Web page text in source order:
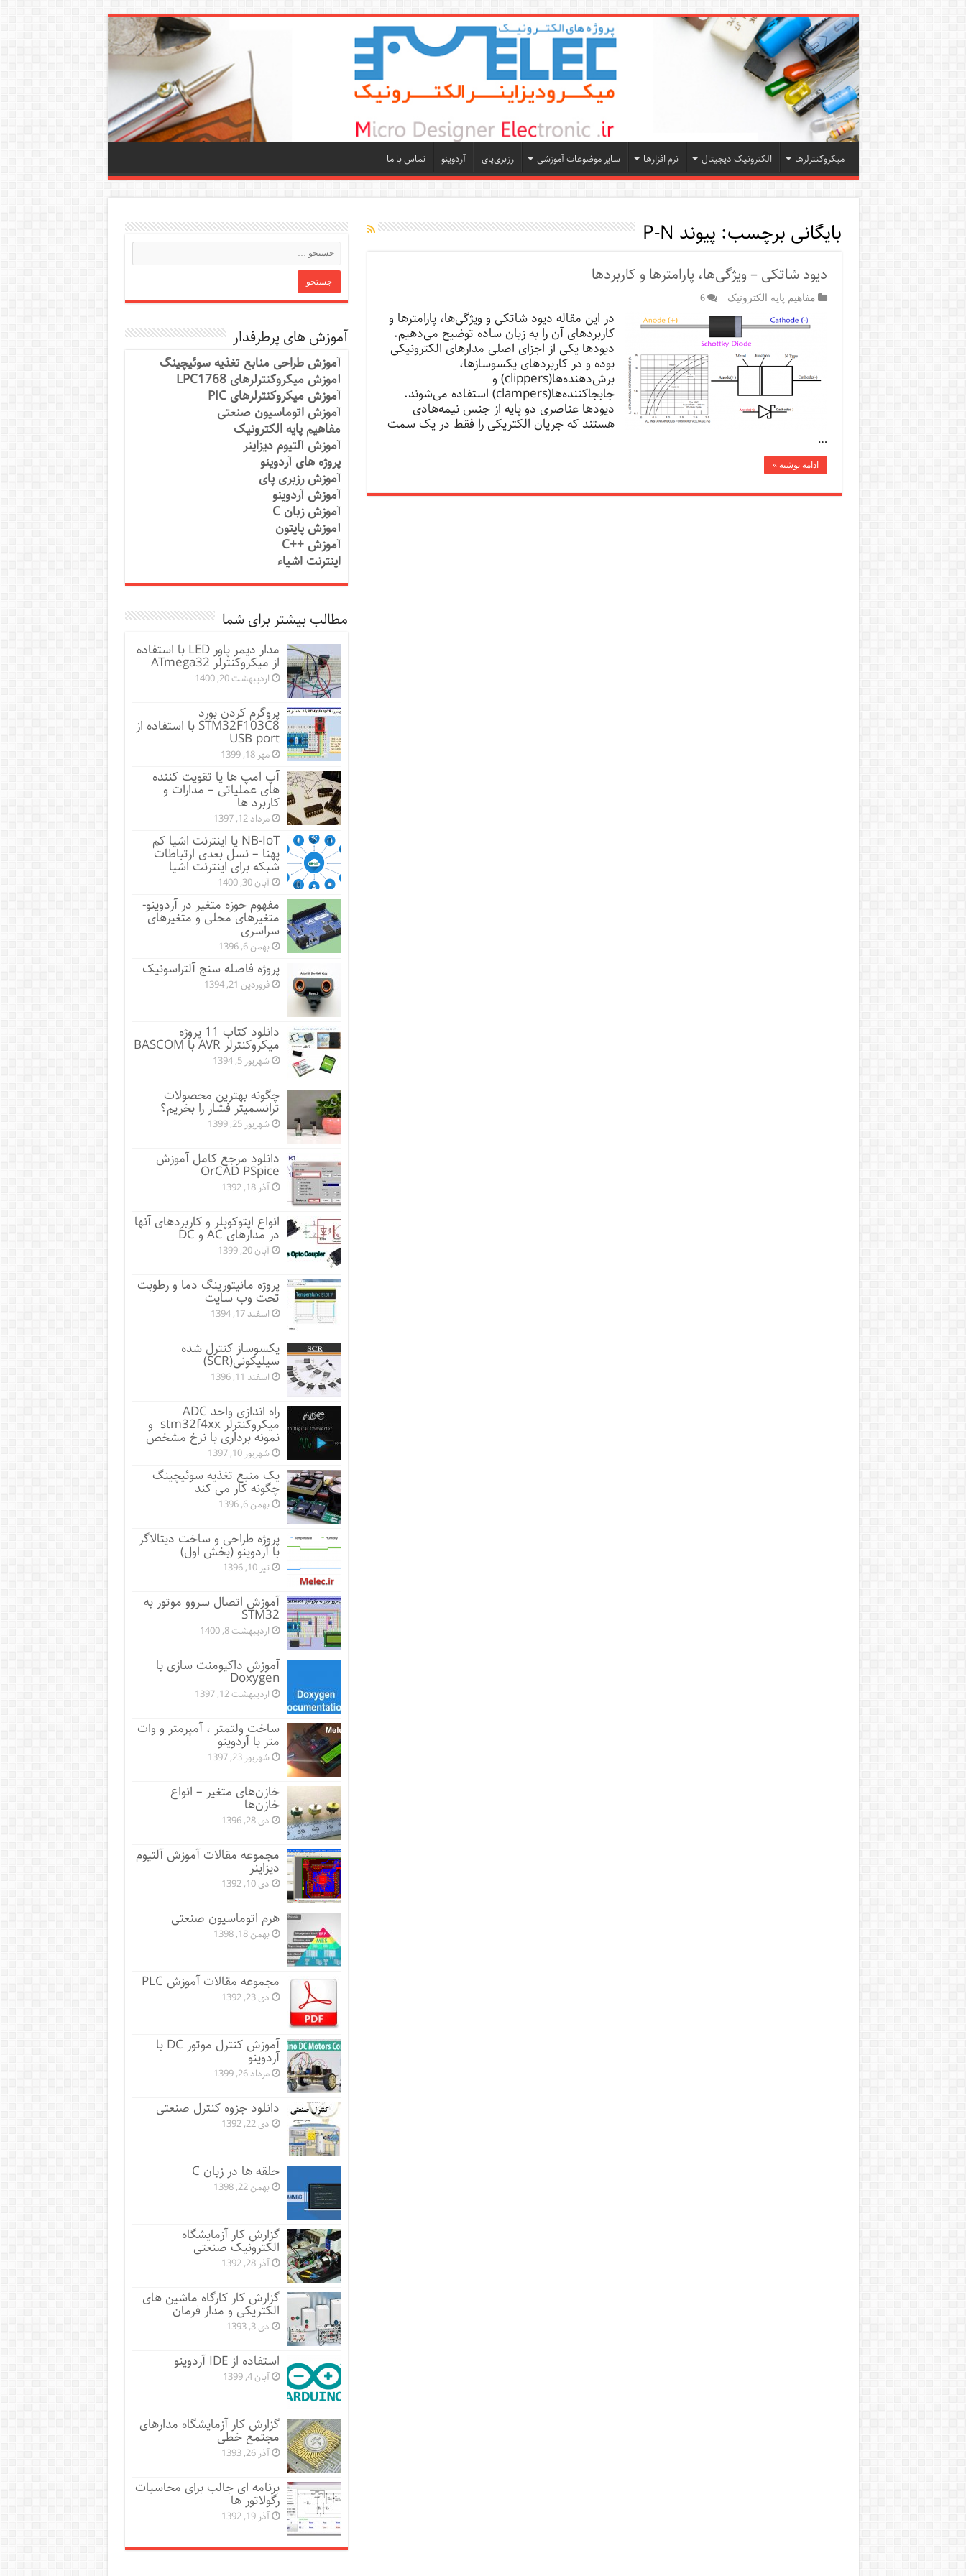
میکروکنترلرها الکترونیک دیجیتال نرم افزارها سایر موضوعات آموزشی رزبری‌پای آردوینو تماس با ما
بایگانی برچسب: پیوند P-N
دیود شاتکی – ویژگی‌ها، پارامترها و کاربردها
مفاهیم پایه الکترونیک 6
در این مقاله دیود شاتکی و ویژگی‌ها، پارامترها و
کاربردهای آن را به زبان ساده توضیح می‌دهیم.
دیودها یکی از اجزای اصلی مدارهای الکترونیکی
بوده و در کاربردهای یکسوسازها،
برش‌دهنده‌ها(clippers) و
جابجاکننده‌ها(clampers) استفاده می‌شوند.
دیودها عناصری دو پایه از جنس نیمه‌هادی
هستند که جریان الکتریکی را فقط در یک سمت
…
ادامه نوشته »
آموزش های پرطرفدار
آموزش طراحی منابع تغذیه سوئیچینگ
آموزش میکروکنترلرهای LPC1768
آموزش میکروکنترلرهای PIC
آموزش اتوماسیون صنعتی
مفاهیم پایه الکترونیک
آموزش آلتیوم دیزاینر
پروژه های آردوینو
آموزش رزبری پای
آموزش آردوینو
آموزش زبان C
آموزش پایتون
آموزش ++C
اینترنت اشیاء
مطالب بیشتر برای شما
مدار دیمر پاور LED با استفاده
از میکروکنترلر ATmega32
اردیبهشت 20, 1400
پروگرم کردن بورد
STM32F103C8 با استفاده از
USB port
مهر 18, 1399
آپ امپ ها یا تقویت کننده
های عملیاتی – مدارات و
کاربرد ها
مرداد 12, 1397
NB-IoT یا اینترنت اشیا کم
پهنا – نسل بعدی ارتباطات
شبکه برای اینترنت اشیا
آبان 30, 1400
مفهوم حوزه متغیر در آردوینو-
متغیرهای محلی و متغیرهای
سراسری
بهمن 6, 1396
پروژه فاصله سنج آلتراسونیک
فروردین 21, 1394
دانلود کتاب 11 پروژه
میکروکنترلر AVR با BASCOM
شهریور 5, 1394
چگونه بهترین محصولات
ترانسمیتر فشار را بخریم؟
شهریور 25, 1399
دانلود مرجع کامل آموزش
OrCAD PSpice
آذر 18, 1392
انواع اپتوکوپلر و کاربردهای آنها
در مدارهای AC و DC
آبان 20, 1399
پروژه مانيتورينگ دما و رطوبت
تحت وب سایت
اسفند 17, 1394
یکسوساز کنترل شده
سیلیکونی(SCR)
اسفند 11, 1396
راه اندازی واحد ADC
میکروکنترلر stm32f4xx و
نمونه برداری با نرخ مشخص
شهریور 10, 1397
یک منبع تغذیه سوئیچینگ
چگونه کار می کند
بهمن 6, 1396
پروژه طراحی و ساخت دیتالاگر
با آردوینو (بخش اول)
تیر 10, 1396
آموزش اتصال سروو موتور به
STM32
اردیبهشت 8, 1400
آموزش داکیومنت سازی با
Doxygen
اردیبهشت 12, 1397
ساخت ولتمتر ، آمپرمتر و وات
متر با آردوینو
شهریور 23, 1397
خازن‌های متغیر – انواع
خازن‌ها
دی 28, 1396
مجموعه مقالات آموزش آلتیوم
دیزاینر
دی 10, 1392
هرم اتوماسیون صنعتی
بهمن 18, 1398
مجموعه مقالات آموزش PLC
دی 23, 1392
آموزش کنترل موتور DC با
آردوینو
مرداد 26, 1399
دانلود جزوه کنترل صنعتی
دی 22, 1392
حلقه ها در زبان C
بهمن 22, 1398
گزارش کار آزمایشگاه
الکترونیک صنعتی
آذر 28, 1392
گزارش کار کارگاه ماشین های
الکتریکی و مدار فرمان
دی 3, 1393
استفاده از IDE آردوینو
آبان 4, 1399
گزارش کار آزمایشگاه مدارهای
مجتمع خطی
آذر 26, 1393
برنامه ای جالب برای محاسبات
رگولاتور ها
آذر 19, 1392